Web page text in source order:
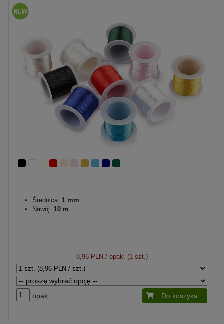
Średnica: 1 mm
Nawój: 10 m
8,96 PLN / opak. (1 szt.)
opak. Do koszyka